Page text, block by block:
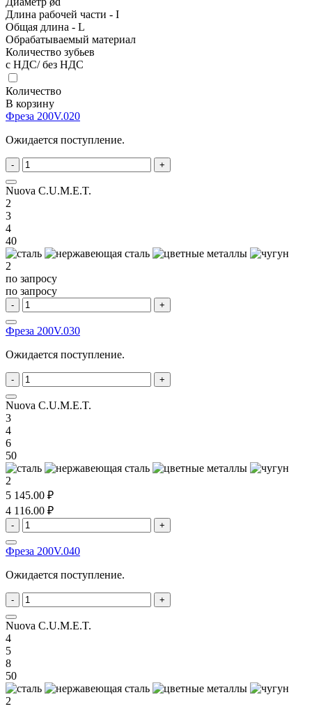
Длина рабочей части - I
Общая длина - L
Обрабатываемый материал
Количество зубьев
с НДС/ без НДС
Количество
В корзину
Фреза 200V.020
Ожидается поступление.
- +
Nuova C.U.M.E.T.
2
3
4
40
2
по запросу
по запросу
- +
Фреза 200V.030
Ожидается поступление.
- +
Nuova C.U.M.E.T.
3
4
6
50
2
5 145.00 ₽
4 116.00 ₽
- +
Фреза 200V.040
Ожидается поступление.
- +
Nuova C.U.M.E.T.
4
5
8
50
2